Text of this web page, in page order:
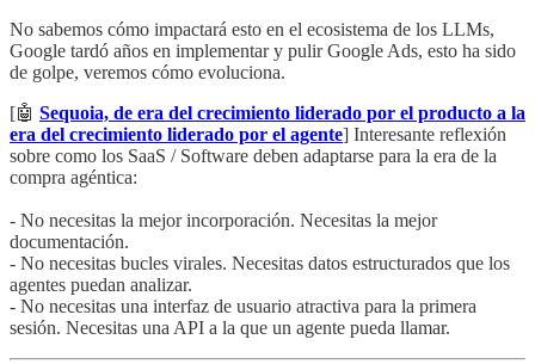
No sabemos cómo impactará esto en el ecosistema de los LLMs,
Google tardó años en implementar y pulir Google Ads, esto ha sido
de golpe, veremos cómo evoluciona.
[🤖 Sequoia, de era del crecimiento liderado por el producto a la
era del crecimiento liderado por el agente] Interesante reflexión
sobre como los SaaS / Software deben adaptarse para la era de la
compra agéntica:
- No necesitas la mejor incorporación. Necesitas la mejor
documentación.
- No necesitas bucles virales. Necesitas datos estructurados que los
agentes puedan analizar.
- No necesitas una interfaz de usuario atractiva para la primera
sesión. Necesitas una API a la que un agente pueda llamar.